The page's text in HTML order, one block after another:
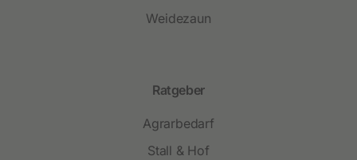
Weidezaun
Ratgeber
Agrarbedarf
Stall & Hof